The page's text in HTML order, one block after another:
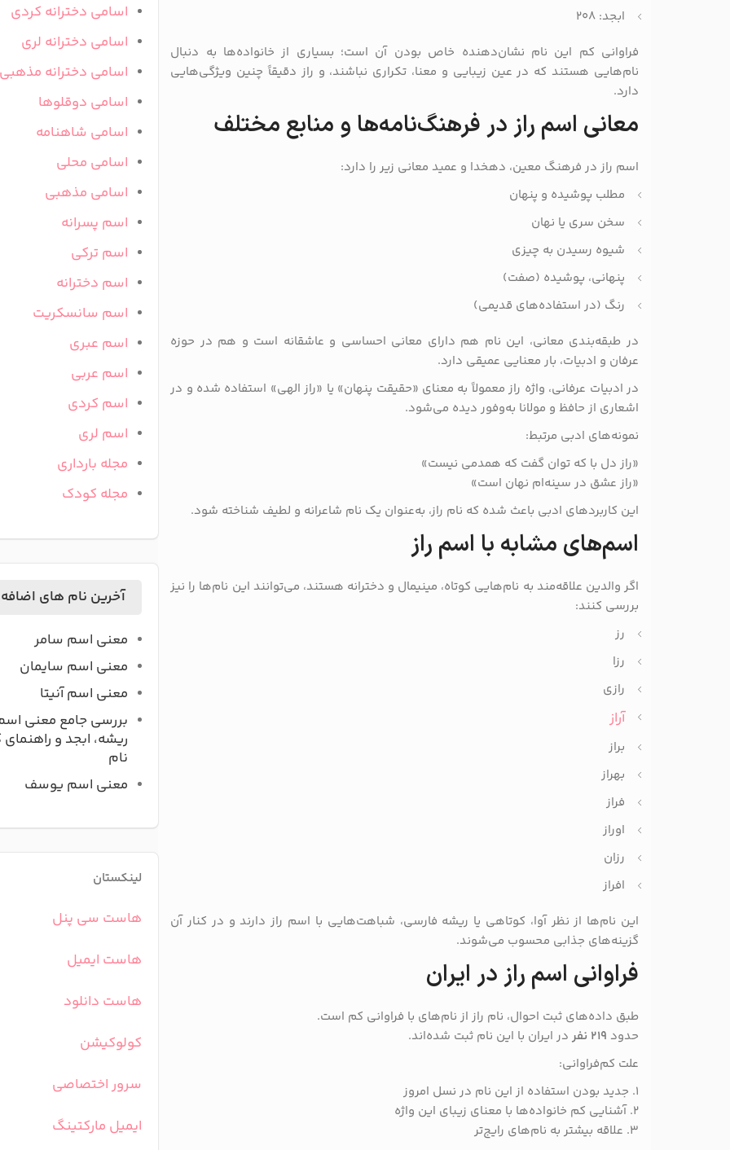
ابجد: ۲۰۸
فراوانی کم این نام نشان‌دهنده خاص بودن آن است؛ بسیاری از خانواده‌ها به دنبال
نام‌هایی هستند که در عین زیبایی و معنا، تکراری نباشند، و راز دقیقاً چنین ویژگی‌هایی
دارد.
معانی اسم راز در فرهنگ‌نامه‌ها و منابع مختلف
اسم راز در فرهنگ معین، دهخدا و عمید معانی زیر را دارد:
مطلب پوشیده و پنهان
سخن سری یا نهان
شیوه رسیدن به چیزی
پنهانی، پوشیده (صفت)
رنگ (در استفاده‌های قدیمی)
در طبقه‌بندی معانی، این نام هم دارای معانی احساسی و عاشقانه است و هم در حوزه
عرفان و ادبیات، بار معنایی عمیقی دارد.
در ادبیات عرفانی، واژه راز معمولاً به معنای «حقیقت پنهان» یا «راز الهی» استفاده شده و در
اشعاری از حافظ و مولانا به‌وفور دیده می‌شود.
نمونه‌های ادبی مرتبط:
«راز دل با که توان گفت که همدمی نیست»
«راز عشق در سینه‌ام نهان است»
این کاربردهای ادبی باعث شده که نام راز، به‌عنوان یک نام شاعرانه و لطیف شناخته شود.
اسم‌های مشابه با اسم راز
اگر والدین علاقه‌مند به نام‌هایی کوتاه، مینیمال و دخترانه هستند، می‌توانند این نام‌ها را نیز
بررسی کنند:
رز
رزا
رازی
آراز
براز
بهراز
فراز
اوراز
رزان
افراز
این نام‌ها از نظر آوا، کوتاهی یا ریشه فارسی، شباهت‌هایی با اسم راز دارند و در کنار آن
گزینه‌های جذابی محسوب می‌شوند.
فراوانی اسم راز در ایران
طبق داده‌های ثبت احوال، نام راز از نام‌های با فراوانی کم است.
حدود ۲۱۹ نفر
در ایران با این نام ثبت شده‌اند.
علت کم‌فراوانی:
۱. جدید بودن استفاده از این نام در نسل امروز
۲. آشنایی کم خانواده‌ها با معنای زیبای این واژه
۳. علاقه بیشتر به نام‌های رایج‌تر
اسامی دخترانه کردی
اسامی دخترانه لری
اسامی دخترانه مذهبی
اسامی دوقلوها
اسامی شاهنامه
اسامی محلی
اسامی مذهبی
اسم پسرانه
اسم ترکی
اسم دخترانه
اسم سانسکریت
اسم عبری
اسم عربی
اسم کردی
اسم لری
مجله بارداری
مجله کودک
آخرین نام های
معنی اسم سامر
معنی اسم سایمان
معنی اسم آنیتا
بررسی جامع معنی
ریشه، ابجد و
نام
معنی اسم یوسف
لینکستان
هاست سی پنل
هاست ایمیل
هاست دانلود
کولوکیشن
سرور اختصاصی
ایمیل مارکتینگ